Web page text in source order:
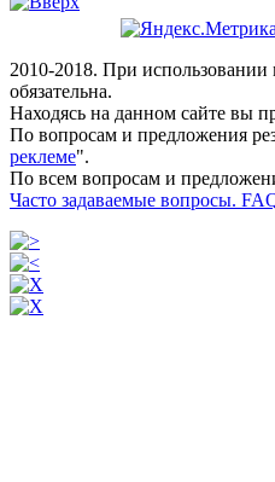
2010-2018. При
обязательна.
Находясь на данном сайте вы
По вопросам и предложения
реклеме".
По всем вопросам и
Часто задаваемые вопросы.